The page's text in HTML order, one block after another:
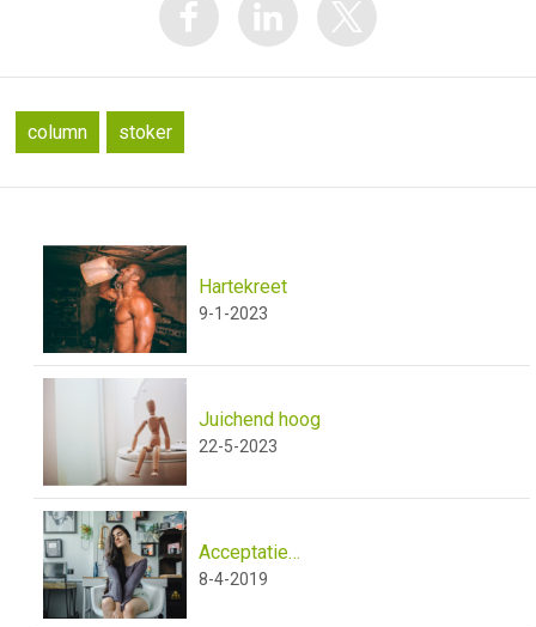
column stoker
Hartekreet
9-1-2023
Juichend hoog
22-5-2023
Acceptatie…
8-4-2019